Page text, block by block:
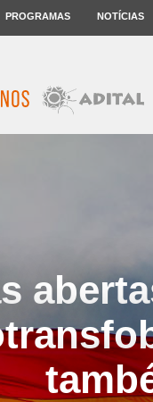
PROGRAMAS NOTÍCIAS